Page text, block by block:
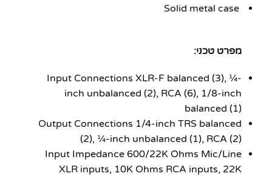
מפרט טכני:
Input Connections XLR-F balanced (3), ¼-
inch unbalanced (2), RCA (6), 1/8-inch
balanced (1)
Output Connections 1/4-inch TRS balanced
(2), ¼-inch unbalanced (1), RCA (2)
Input Impedance 600/22K Ohms Mic/Line
XLR inputs, 10K Ohms RCA inputs, 22K